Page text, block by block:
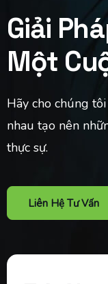
Giải
Một
Hãy cho chúng
nhau tạo nên
thực sự.
Liên Hệ Tư Vấn